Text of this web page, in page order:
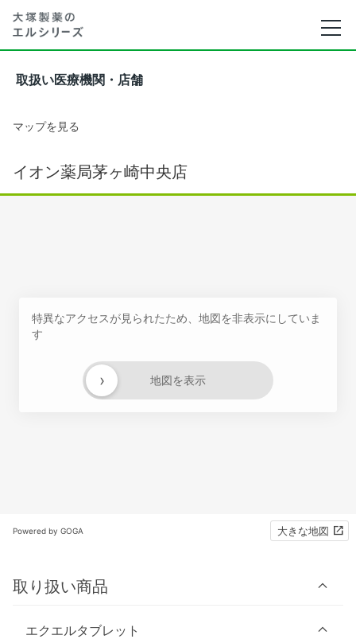
取扱い医療機関・店舗
マップを見る
イオン薬局茅ヶ崎中央店
特異なアクセスが見られたため、地図を非表示にしていま
す
地図を表示
›
Powered by GOGA 大きな地図
取り扱い商品
エクエルタブレット